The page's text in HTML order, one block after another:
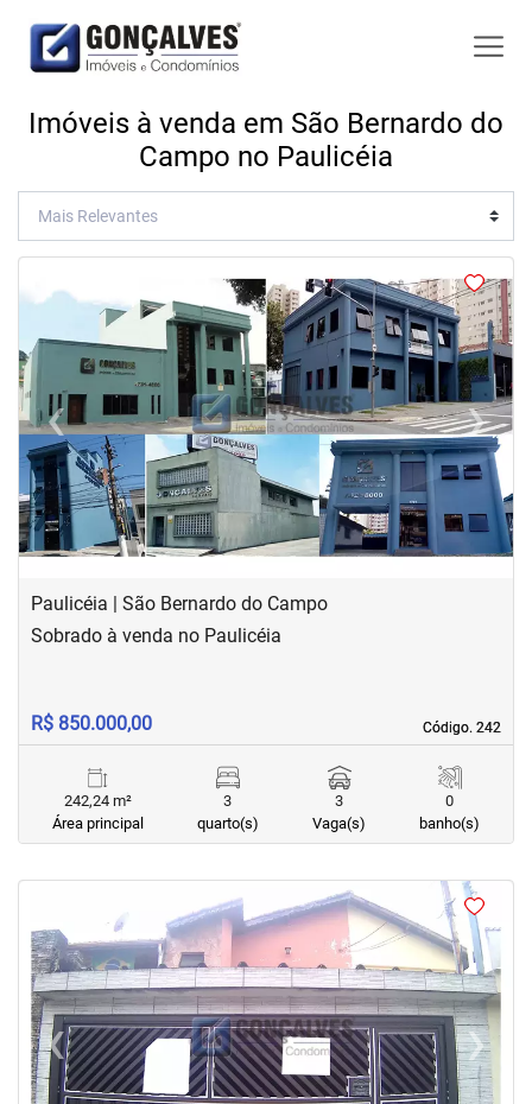
Imóveis à venda em São Bernardo do
Campo no Paulicéia
‹Previous ›Next
Paulicéia | São Bernardo do Campo
Código. 242
Código. 242
Sobrado à venda no Paulicéia
R$ 850.000,00
242,24 m²
Área principal
3
quarto(s)
3
Vaga(s)
0
banho(s)
‹Previous ›Next